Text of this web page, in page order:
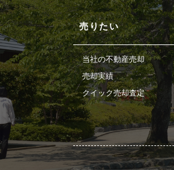
売りたい
当社の不動産売却
売却実績
クイック売却査定